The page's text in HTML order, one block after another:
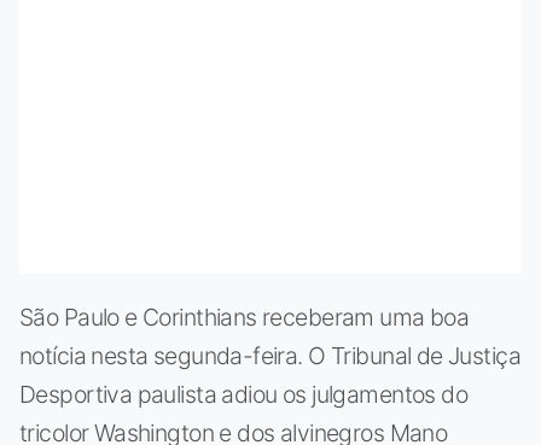
São Paulo e Corinthians receberam uma boa
notícia nesta segunda-feira. O Tribunal de Justiça
Desportiva paulista adiou os julgamentos do
tricolor Washington e dos alvinegros Mano